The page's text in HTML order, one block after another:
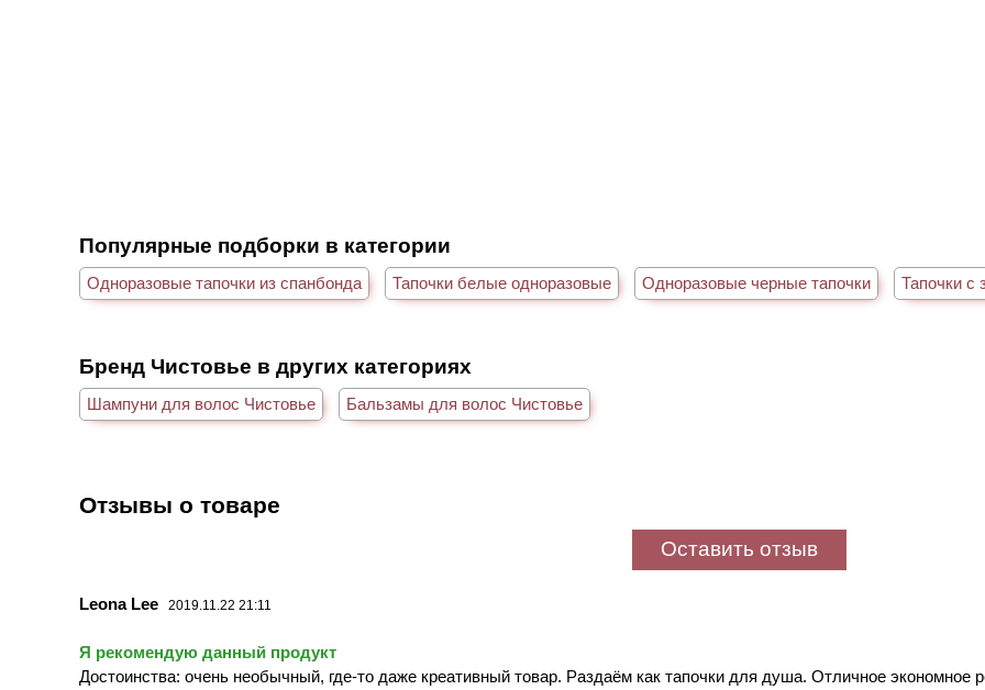
Популярные подборки в категории
Одноразовые тапочки из спанбонда Тапочки белые одноразовые Одноразовые черные тапочки Тапочки
Бренд Чистовье в других категориях
Шампуни для волос Чистовье Бальзамы для волос Чистовье
Отзывы о товаре
Оставить отзыв
Leona Lee 2019.11.22 21:11
Я рекомендую данный продукт
Достоинства: очень необычный, где-то даже креативный товар. Раздаём как тапочки для душа. Отличное экономное